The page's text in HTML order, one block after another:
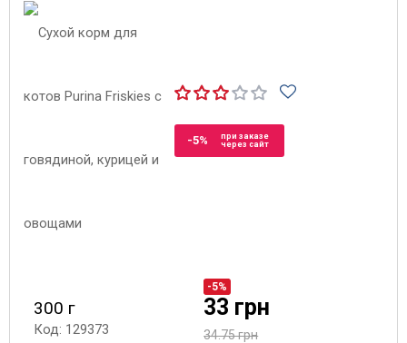
-5%
при заказе
через сайт
300 г
Код: 129373
-5%
33 грн
34.75 грн